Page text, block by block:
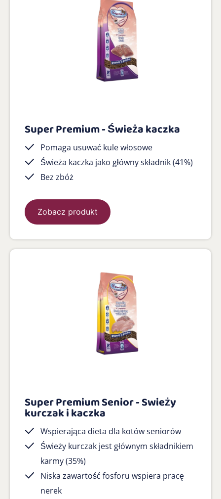
Super Premium - Świeża kaczka
Pomaga usuwać kule włosowe
Świeża kaczka jako główny składnik (41%)
Bez zbóż
Zobacz produkt
Super Premium Senior - Swieży
kurczak i kaczka
Wspierająca dieta dla kotów seniorów
Świeży kurczak jest głównym składnikiem
karmy (35%)
Niska zawartość fosforu wspiera pracę
nerek